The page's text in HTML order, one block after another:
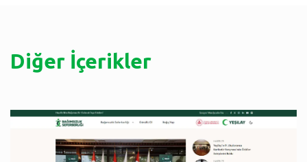
Diğer İçerikler